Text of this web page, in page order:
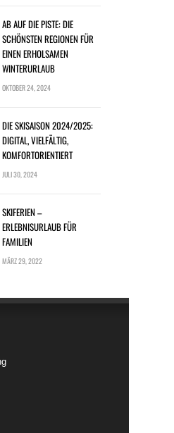
AB AUF DIE PISTE: DIE
SCHÖNSTEN REGIONEN FÜR
EINEN ERHOLSAMEN
WINTERURLAUB
OKTOBER 24, 2024
DIE SKISAISON 2024/2025:
DIGITAL, VIELFÄLTIG,
KOMFORTORIENTIERT
JULI 30, 2024
SKIFERIEN –
ERLEBNISURLAUB FÜR
FAMILIEN
MÄRZ 29, 2022